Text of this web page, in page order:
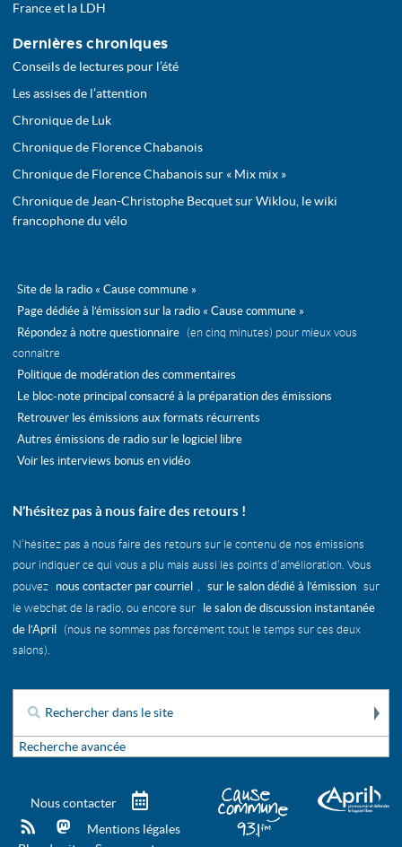
France et la LDH
Dernières chroniques
Conseils de lectures pour l’été
Les assises de l’attention
Chronique de Luk
Chronique de Florence Chabanois
Chronique de Florence Chabanois sur « Mix mix »
Chronique de Jean-Christophe Becquet sur Wiklou, le wiki
francophone du vélo
Site de la radio « Cause commune »
Page dédiée à l’émission sur la radio « Cause commune »
Répondez à notre questionnaire
(en cinq minutes) pour mieux vous
connaître
Politique de modération des commentaires
Le bloc-note principal consacré à la préparation des émissions
Retrouver les émissions aux formats récurrents
Autres émissions de radio sur le logiciel libre
Voir les interviews bonus en vidéo
N’hésitez pas à nous faire des retours !
N’hésitez pas à nous faire des retours sur le contenu de nos émissions
pour indiquer ce qui vous a plu mais aussi les points d’amélioration. Vous
pouvez
nous contacter par courriel , sur le salon dédié à l’émission sur
le webchat de la radio, ou encore sur
le salon de discussion instantanée
de l’April
(nous ne sommes pas forcément tout le temps sur ces deux
salons).
Rechercher :
Recherche avancée
Nous contacter Télécharger le calendrier des
mastodon
Mentions légales